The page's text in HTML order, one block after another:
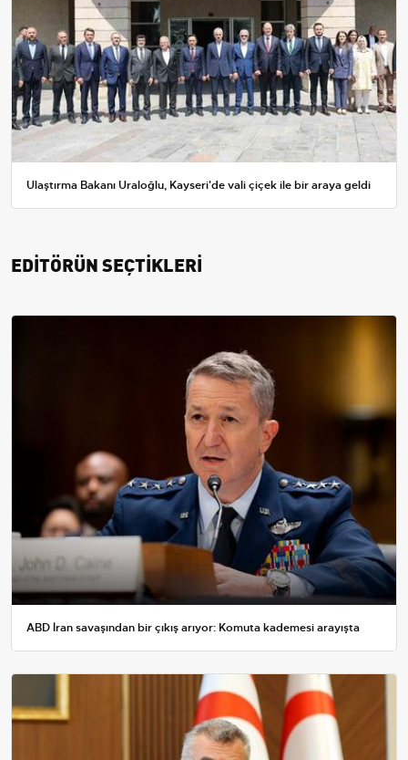
Ulaştırma Bakanı Uraloğlu, Kayseri'de vali çiçek ile bir araya geldi
EDİTÖRÜN SEÇTİKLERİ
ABD İran savaşından bir çıkış arıyor: Komuta kademesi arayışta